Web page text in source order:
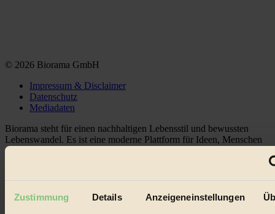
Zustimmung Details Anzeigeneinstellungen
© 2026 Biorama GmbH
Impressum & Disclaimer
Datenschutz
Mediadaten
Biorama steht für einen nachhaltigen Lebensstil und bewussten
Lebenswandel. Es ist eine moderne Plattform für Ideen, Menschen
und Produkte, ein Leitfaden im schnell wachsenden Markt des
Social Media
22.601 Fans auf Facebook